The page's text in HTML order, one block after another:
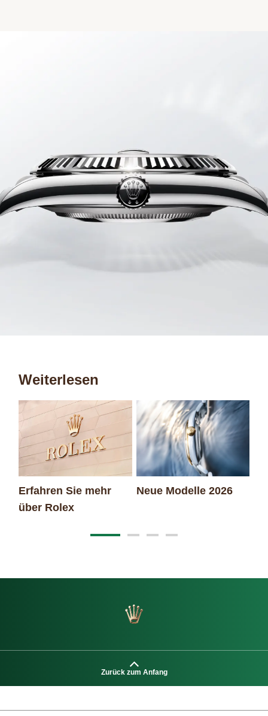
Weiterlesen
Erfahren Sie mehr
über Rolex
Neue Modelle 2026
Zurück zum Anfang